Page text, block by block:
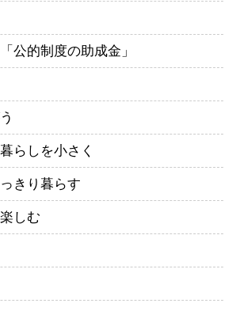
公的制度の助成金」
らしを小さく
きり暮らす
しむ